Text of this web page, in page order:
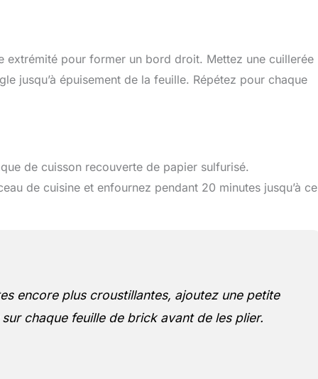
extrémité pour former un bord droit. Mettez une cuillerée
jusqu’à épuisement de la feuille. Répétez pour chaque
de cuisson recouverte de papier sulfurisé.
de cuisine et enfournez pendant 20 minutes jusqu’à ce
encore plus croustillantes, ajoutez une petite
chaque feuille de brick avant de les plier.